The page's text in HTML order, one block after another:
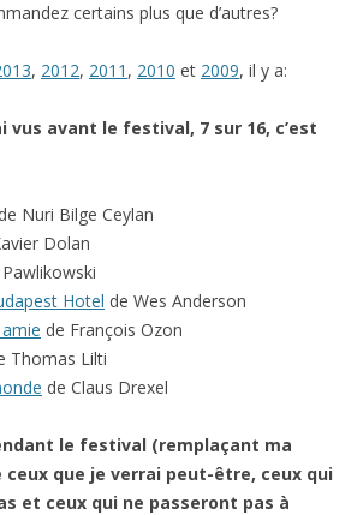
certains plus que d’autres?
, 2012, 2011 , 2010 et 2009, il y a:
vus avant le festival, 7 sur 16, c’est
de Nuri Bilge Ceylan
Dolan
Hotel de Wes Anderson
de François Ozon
Thomas Lilti
de Claus Drexel
le festival (remplaçant ma
que je verrai peut-être, ceux qui
et ceux qui ne passeront pas à